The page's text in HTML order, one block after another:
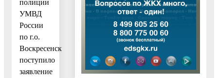
полиции
УМВД
России
по г.о.
Воскресенск
поступило
заявление